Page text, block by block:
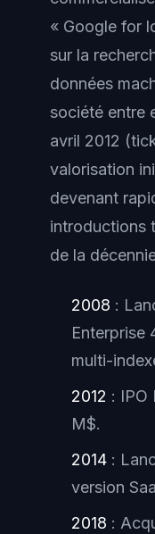
« Google for
sur la
données
société entre
avril 2012
valorisation
devenant
introductions
de la
2008 :
Enterprise
multi-
2012 : IPO
M$.
2014 :
version
2018 :